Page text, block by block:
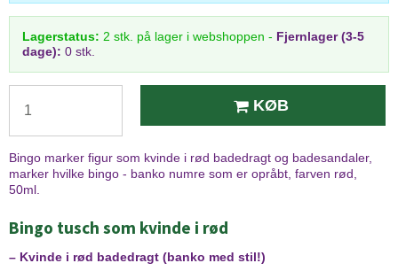
Lagerstatus: 2 stk. på lager i webshoppen - Fjernlager (3-5
dage): 0 stk.
KØB
Bingo marker figur som kvinde i rød badedragt og badesandaler,
marker hvilke bingo - banko numre som er opråbt, farven rød,
50ml.
Bingo tusch som kvinde i rød
– Kvinde i rød badedragt (banko med stil!)